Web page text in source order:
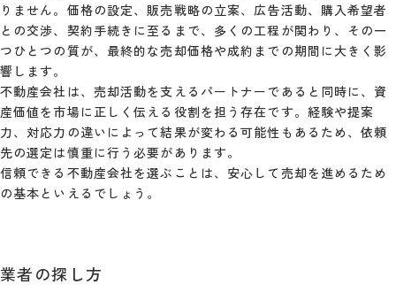
りません。価格の設定、販売戦略の立案、広告活動、購入希望者
との交渉、契約手続きに至るまで、多くの工程が関わり、その一
つひとつの質が、最終的な売却価格や成約までの期間に大きく影
響します。
不動産会社は、売却活動を支えるパートナーであると同時に、資
産価値を市場に正しく伝える役割を担う存在です。経験や提案
力、対応力の違いによって結果が変わる可能性もあるため、依頼
先の選定は慎重に行う必要があります。
信頼できる不動産会社を選ぶことは、安心して売却を進めるため
の基本といえるでしょう。
業者の探し方